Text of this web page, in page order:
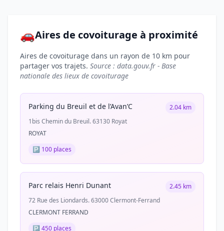
🚗Aires de covoiturage à proximité
Aires de covoiturage dans un rayon de 10 km pour
partager vos trajets. Source : data.gouv.fr - Base
nationale des lieux de covoiturage
Parking du Breuil et de l’Avan’C
2.04 km
1bis Chemin du Breuil. 63130 Royat
ROYAT
🅿️ 100 places
Parc relais Henri Dunant
2.45 km
72 Rue des Liondards. 63000 Clermont-Ferrand
CLERMONT FERRAND
🅿️ 450 places